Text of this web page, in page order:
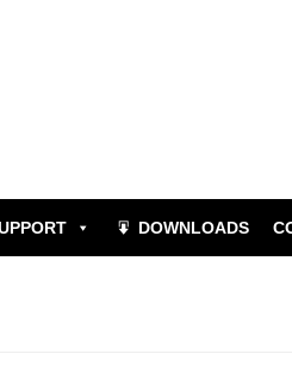
DOWNLOADS